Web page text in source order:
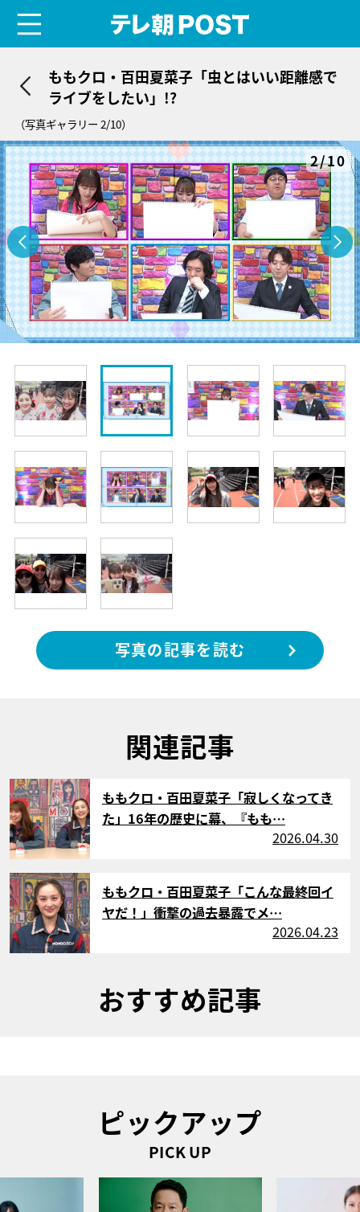
ももクロ・百田夏菜子「虫とはいい距離感で
ライブをしたい」!?
（写真ギャラリー 2/10）
2/10
写真の記事を読む
関連記事
サムネイル
ももクロ・百田夏菜子「寂しくなってき
た」16年の歴史に幕、『もも…
2026.04.30
サムネイル
ももクロ・百田夏菜子「こんな最終回イ
ヤだ！」衝撃の過去暴露でメ…
2026.04.23
おすすめ記事
ピックアップ
PICK UP